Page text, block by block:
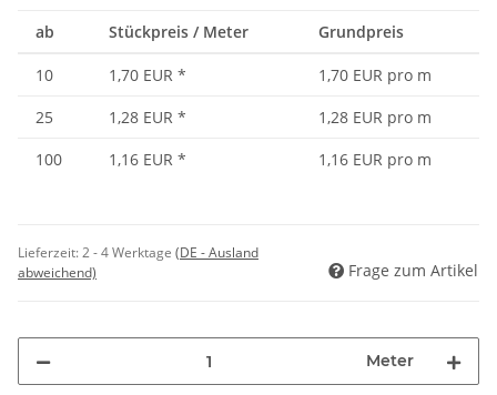
ab Stückpreis / Meter Grundpreis
10 1,70 EUR *
1,70 EUR pro m
25
1,28 EUR *
1,28 EUR pro m
100
1,16 EUR * 1,16 EUR pro m
Lieferzeit:2 - 4 Werktage (DE - Ausland
abweichend)
Frage zum Artikel
Meter